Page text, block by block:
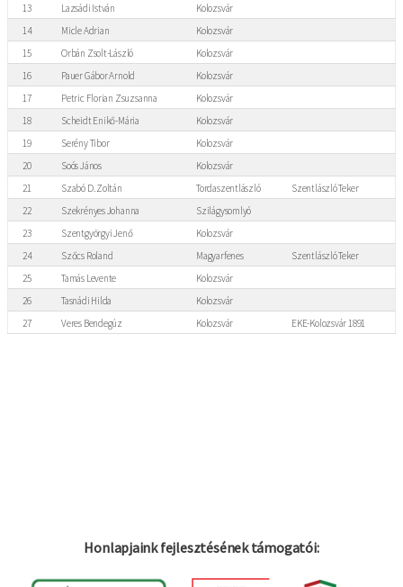
13
Lazsádi István
Kolozsvár
14
Micle Adrian
Kolozsvár
15
Orbán Zsolt-László
Kolozsvár
16
Pauer Gábor Arnold
Kolozsvár
17
Petric Florian Zsuzsanna
Kolozsvár
18
Scheidt Enikő-Mária
Kolozsvár
19
Serény Tibor
Kolozsvár
20
Soós János
Kolozsvár
21
Szabó D. Zoltán Tordaszentlászló
Szentlászló Teker
22
Szekrényes Johanna
Szilágysomlyó
23
Szentgyörgyi Jenő
Kolozsvár
24
Szőcs Roland Magyarfenes
Szentlászló Teker
25
Tamás Levente
Kolozsvár
26
Tasnádi Hilda
Kolozsvár
27
Veres Bendegúz Kolozsvár EKE-Kolozsvár 1891
Honlapjaink fejlesztésének támogatói: